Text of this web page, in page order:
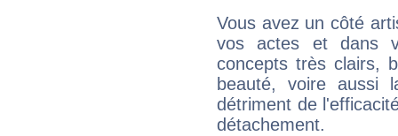
Vous avez un côté
vos actes et dans
concepts très clairs,
beauté, voire aussi
détriment de
détachement.